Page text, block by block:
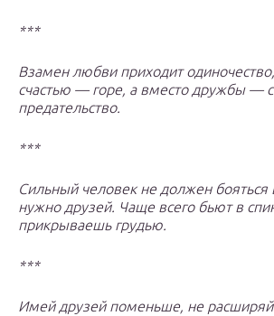
***
Взамен любви приходит
счастью — горе, а вместо дружбы —
предательство.
***
Сильный человек не должен бояться
нужно друзей. Чаще всего бьют в
прикрываешь грудью.
***
Имей друзей поменьше, не расширяй